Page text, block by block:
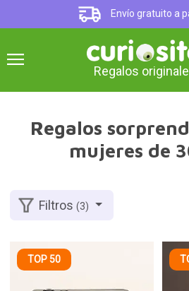
Envío gratuito a
Regalos
Regalos
mujeres de
Filtros(3)
TOP 50